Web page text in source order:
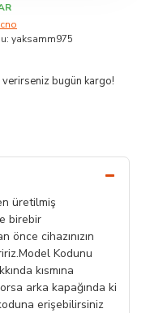
yaksamm975
bugün kargo!
üretilmiş
birebir
önce cihazınızın
Kodunu
kısmına
arka kapağında ki
erişebilirsiniz